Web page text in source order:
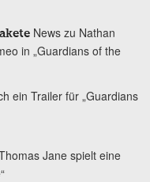
News zu Nathan
in „Guardians of the
ein Trailer für „Guardians
Jane spielt eine